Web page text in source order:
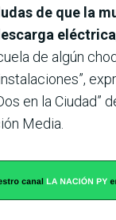
de que la
eléctrica
de algún
en la Ciudad”
Media.